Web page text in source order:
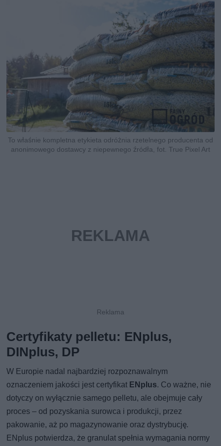
To właśnie kompletna etykieta odróżnia rzetelnego producenta od
anonimowego dostawcy z niepewnego źródła, fot. True Pixel Art
Certyfikaty pelletu: ENplus,
DINplus, DP
W Europie nadal najbardziej rozpoznawalnym
oznaczeniem jakości jest certyfikat ENplus. Co ważne, nie
dotyczy on wyłącznie samego pelletu, ale obejmuje cały
proces – od pozyskania surowca i produkcji, przez
pakowanie, aż po magazynowanie oraz dystrybucję.
ENplus potwierdza, że granulat spełnia wymagania normy